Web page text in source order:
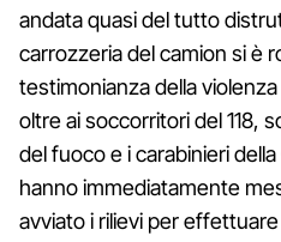
andata quasi del tutto
carrozzeria del camion si è
testimonianza della
oltre ai soccorritori del 118,
del fuoco e i carabinieri
hanno immediatamente
avviato i rilievi per